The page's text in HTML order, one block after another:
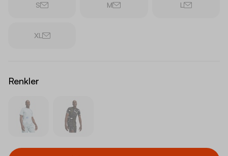
S M L
XL
Renkler